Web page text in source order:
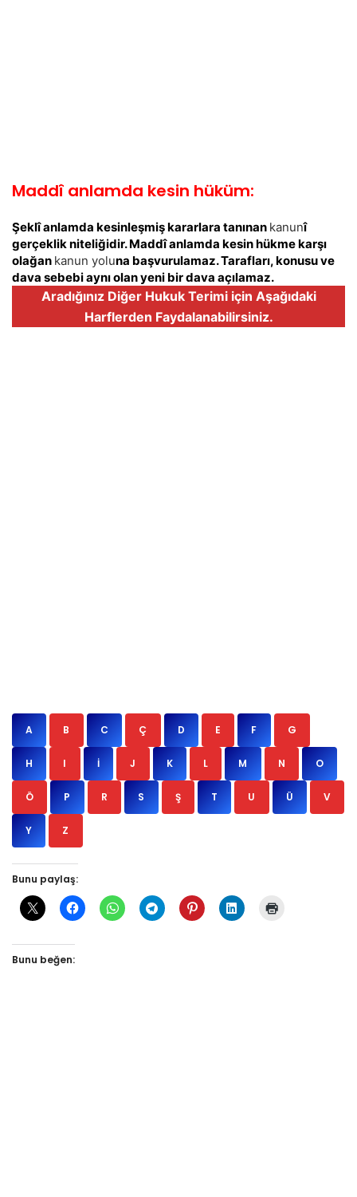
Maddî anlamda kesin hüküm:
Şeklî anlamda kesinleşmiş kararlara tanınan kanunî
gerçeklik niteliğidir. Maddî anlamda kesin hükme karşı
olağan kanun yoluna başvurulamaz. Tarafları, konusu ve
dava sebebi aynı olan yeni bir dava açılamaz.
Aradığınız Diğer Hukuk Terimi için Aşağıdaki
Harflerden Faydalanabilirsiniz.
A B C Ç D E F G
H I İ J K L M N O
Ö P R S Ş T U Ü V
Y Z
Bunu paylaş:
Bunu beğen: